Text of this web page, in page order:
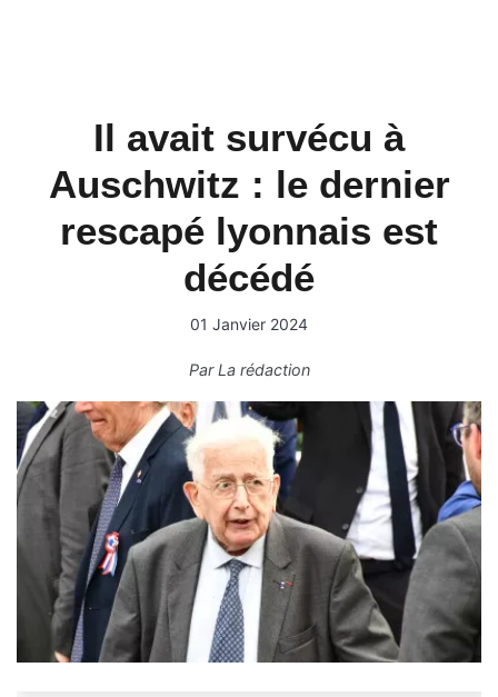
Il avait survécu à
Auschwitz : le dernier
rescapé lyonnais est
décédé
01 Janvier 2024
ParLa rédaction